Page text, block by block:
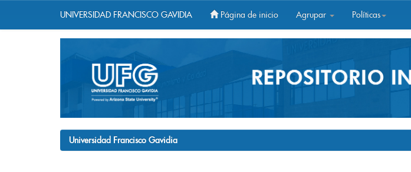
UNIVERSIDAD FRANCISCO GAVIDIA Página de inicio Agrupar Políticas
Universidad Francisco Gavidia